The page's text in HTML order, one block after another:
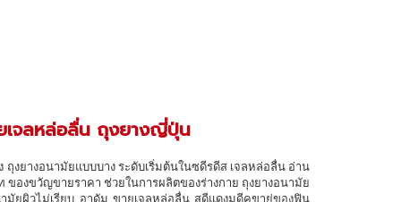
เจลหล่อลื่น ถุงยางญี่ปุ่น
งยางอนามัยแบบบาง ระดับเริ่มต้นในซดีรดีส เจลหล่อลื่น อ่าน
องขวัญขายราคา ช่วยในการผลิตของร่างกาย ถุงยางอนามัย
มัยผิวไม่เรียบ อาดัม ขายเจลหล่อลื่น สดีแดงมดีคขาย่ของฟิน